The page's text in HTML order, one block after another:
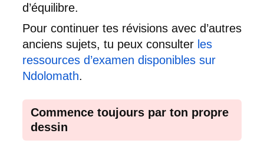
d’équilibre.
Pour continuer tes révisions avec d’autres
anciens sujets, tu peux consulter les
ressources d’examen disponibles sur
Ndolomath.
Commence toujours par ton propre
dessin